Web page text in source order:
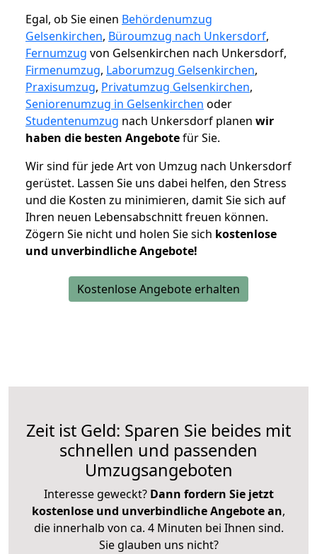
Egal, ob Sie einen Behördenumzug
Gelsenkirchen, Büroumzug nach Unkersdorf,
Fernumzug von Gelsenkirchen nach Unkersdorf,
Firmenumzug, Laborumzug Gelsenkirchen,
Praxisumzug, Privatumzug Gelsenkirchen,
Seniorenumzug in Gelsenkirchen oder
Studentenumzug nach Unkersdorf planen wir
haben die besten Angebotefür Sie.
Wir sind für jede Art von Umzug nach Unkersdorf
gerüstet. Lassen Sie uns dabei helfen, den Stress
und die Kosten zu minimieren, damit Sie sich auf
Ihren neuen Lebensabschnitt freuen können.
Zögern Sie nicht und holen Sie sich kostenlose
und unverbindliche Angebote!
Kostenlose Angebote erhalten
Zeit ist Geld: Sparen Sie beides mit
schnellen und passenden
Umzugsangeboten
Interesse geweckt? Dann fordern Sie jetzt
kostenlose und unverbindliche Angebote an,
die innerhalb von ca. 4 Minuten bei Ihnen sind.
Sie glauben uns nicht?